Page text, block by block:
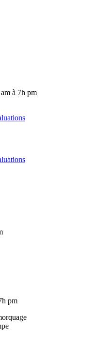
à 7h pm
pm